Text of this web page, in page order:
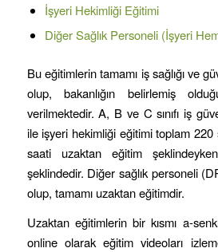
İşyeri Hekimliği Eğitimi
Diğer Sağlık Personeli (İşyeri
Bu eğitimlerin tamamı iş sağlığı ve
olup, bakanlığın belirlemiş
verilmektedir. A, B ve C sınıfı iş
ile işyeri hekimliği eğitimi toplam
saati uzaktan eğitim
şeklindedir. Diğer sağlık personeli
olup, tamamı uzaktan eğitimdir.
Uzaktan eğitimlerin bir kısmı a-
online olarak eğitim videoları